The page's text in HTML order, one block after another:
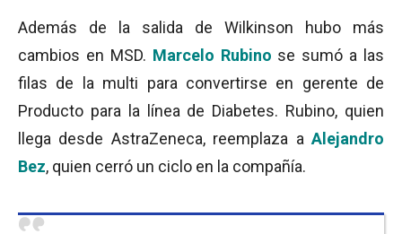
Además de la salida de Wilkinson hubo más
cambios en MSD. Marcelo Rubino se sumó a las
filas de la multi para convertirse en gerente de
Producto para la línea de Diabetes. Rubino, quien
llega desde AstraZeneca, reemplaza a Alejandro
Bez, quien cerró un ciclo en la compañía.